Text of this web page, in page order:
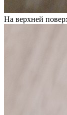
На верхней